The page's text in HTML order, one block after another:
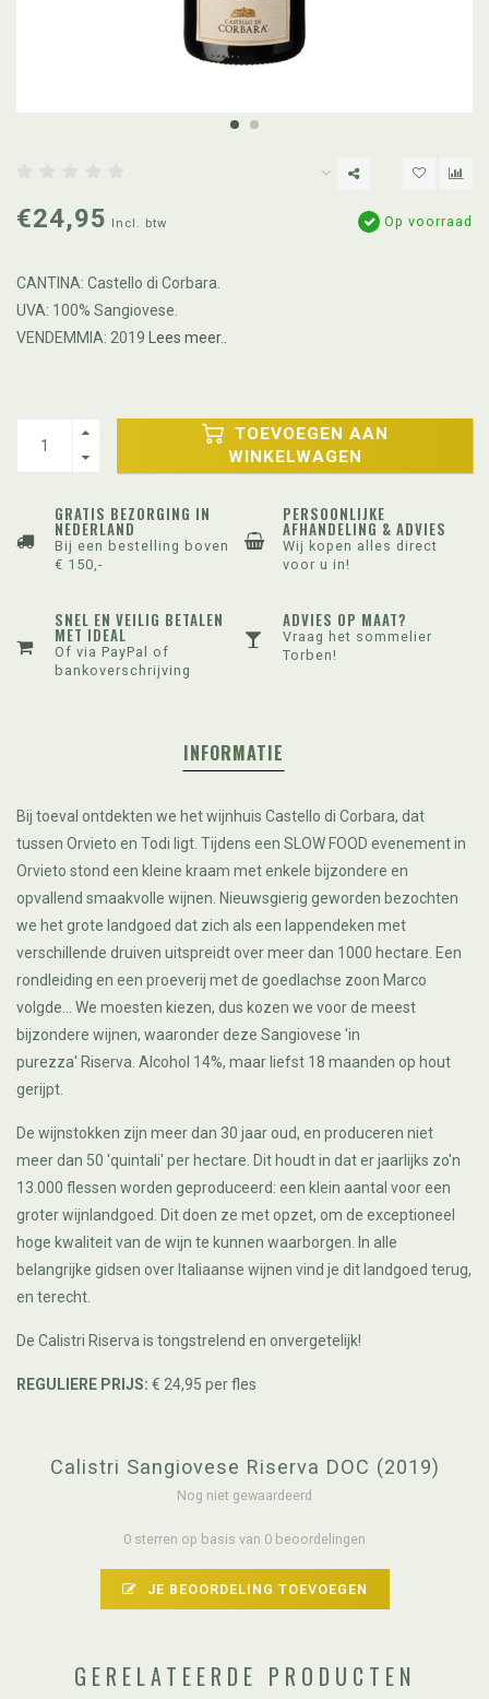
€24,95 Incl. btw Op voorraad
CANTINA: Castello di Corbara.
UVA: 100% Sangiovese.
VENDEMMIA: 2019 Lees meer..
TOEVOEGEN AAN
WINKELWAGEN
GRATIS BEZORGING IN
NEDERLAND
Bij een bestelling boven
€ 150,-
PERSOONLIJKE
AFHANDELING & ADVIES
Wij kopen alles direct
voor u in!
SNEL EN VEILIG BETALEN
MET IDEAL
Of via PayPal of
bankoverschrijving
ADVIES OP MAAT?
Vraag het sommelier
Torben!
INFORMATIE
Bij toeval ontdekten we het wijnhuis Castello di Corbara, dat
tussen Orvieto en Todi ligt. Tijdens een SLOW FOOD evenement in
Orvieto stond een kleine kraam met enkele bijzondere en
opvallend smaakvolle wijnen. Nieuwsgierig geworden bezochten
we het grote landgoed dat zich als een lappendeken met
verschillende druiven uitspreidt over meer dan 1000 hectare. Een
rondleiding en een proeverij met de goedlachse zoon Marco
volgde... We moesten kiezen, dus kozen we voor de meest
bijzondere wijnen, waaronder deze Sangiovese 'in
purezza' Riserva. Alcohol 14%, maar liefst 18 maanden op hout
gerijpt.
De wijnstokken zijn meer dan 30 jaar oud, en produceren niet
meer dan 50 'quintali' per hectare. Dit houdt in dat er jaarlijks zo'n
13.000 flessen worden geproduceerd: een klein aantal voor een
groter wijnlandgoed. Dit doen ze met opzet, om de exceptioneel
hoge kwaliteit van de wijn te kunnen waarborgen. In alle
belangrijke gidsen over Italiaanse wijnen vind je dit landgoed terug,
en terecht.
De Calistri Riserva is tongstrelend en onvergetelijk!
REGULIERE PRIJS: € 24,95 per fles
Calistri Sangiovese Riserva DOC (2019)
Nog niet gewaardeerd
0 sterren op basis van 0 beoordelingen
JE BEOORDELING TOEVOEGEN
GERELATEERDE PRODUCTEN